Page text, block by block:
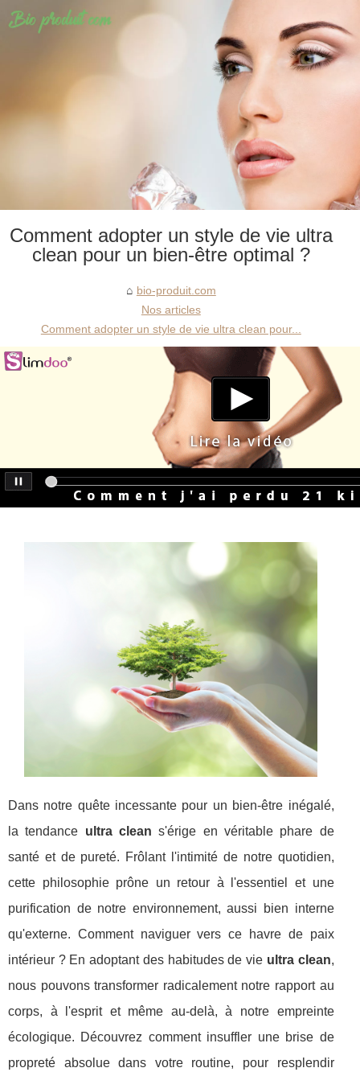
Comment adopter un style de vie ultra
clean pour un bien-être optimal ?
bio-produit.com
Nos articles
Comment adopter un style de vie ultra clean pour...
Dans notre quête incessante pour un bien-être inégalé,
la tendance ultra clean s'érige en véritable phare de
santé et de pureté. Frôlant l'intimité de notre quotidien,
cette philosophie prône un retour à l'essentiel et une
purification de notre environnement, aussi bien interne
qu'externe. Comment naviguer vers ce havre de paix
intérieur ? En adoptant des habitudes de vie ultra clean,
nous pouvons transformer radicalement notre rapport au
corps, à l'esprit et même au-delà, à notre empreinte
écologique. Découvrez comment insuffler une brise de
propreté absolue dans votre routine, pour resplendir